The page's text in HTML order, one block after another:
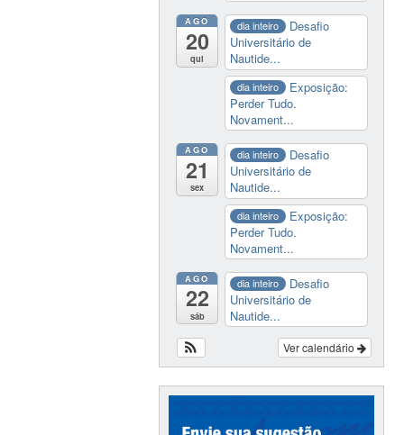
AGO
20
qui
dia inteiro
Desafio
Universitário de
Nautide...
dia inteiro
Exposição:
Perder Tudo.
Novament...
AGO
21
sex
dia inteiro
Desafio
Universitário de
Nautide...
dia inteiro
Exposição:
Perder Tudo.
Novament...
AGO
22
sáb
dia inteiro
Desafio
Universitário de
Nautide...
Ver calendário